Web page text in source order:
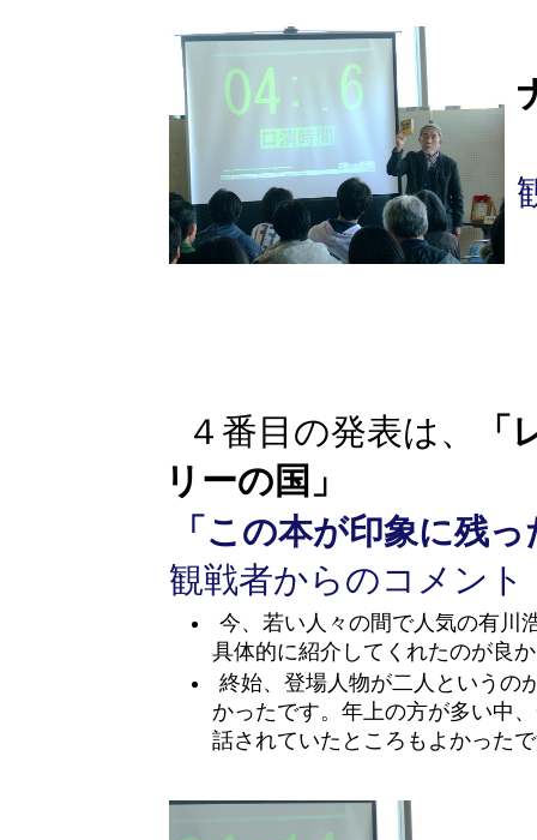
４番目の発表は、
「
リーの国」
「この本が印象に残
観戦者からのコメント
今、若い人々の間で人気の有川
具体的に紹介してくれたのが良
終始、登場人物が二人というの
かったです。年上の方が多い中
話されていたところもよかった